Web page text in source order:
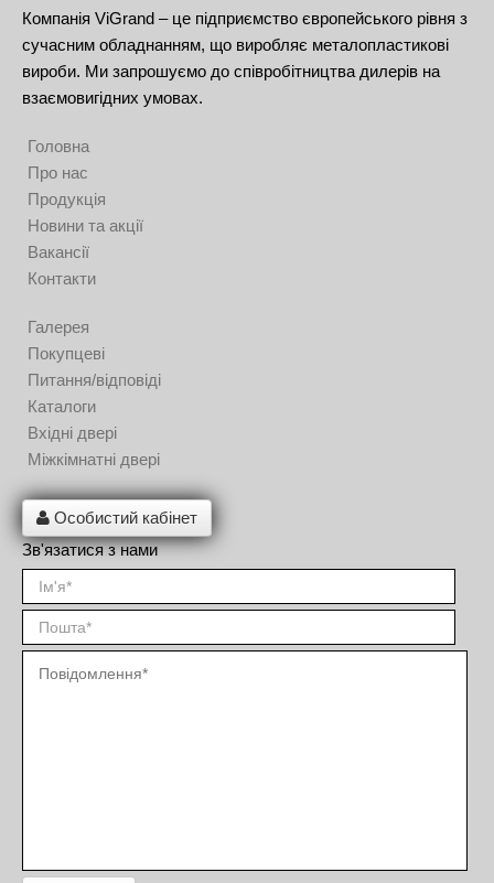
Компанія ViGrand – це підприємство європейського рівня з
сучасним обладнанням, що виробляє металопластикові
вироби. Ми запрошуємо до співробітництва дилерів на
взаємовигідних умовах.
Головна
Про нас
Продукція
Новини та акції
Вакансії
Контакти
Галерея
Покупцеві
Питання/відповіді
Каталоги
Вхідні двері
Міжкімнатні двері
Особистий кабінет
Зв'язатися з нами